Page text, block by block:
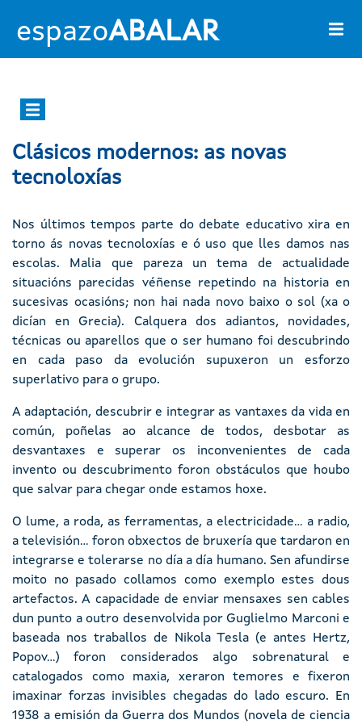
espazoABALAR
Main navigation
Clásicos modernos: as novas
tecnoloxías
Nos últimos tempos parte do debate educativo xira en
torno ás novas tecnoloxías e ó uso que lles damos nas
escolas. Malia que pareza un tema de actualidade
situacións parecidas véñense repetindo na historia en
sucesivas ocasións; non hai nada novo baixo o sol (xa o
dicían en Grecia). Calquera dos adiantos, novidades,
técnicas ou aparellos que o ser humano foi descubrindo
en cada paso da evolución supuxeron un esforzo
superlativo para o grupo.
A adaptación, descubrir e integrar as vantaxes da vida en
común, poñelas ao alcance de todos, desbotar as
desvantaxes e superar os inconvenientes de cada
invento ou descubrimento foron obstáculos que houbo
que salvar para chegar onde estamos hoxe.
O lume, a roda, as ferramentas, a electricidade... a radio,
a televisión... foron obxectos de bruxería que tardaron en
integrarse e tolerarse no día a día humano. Sen afundirse
moito no pasado collamos como exemplo estes dous
artefactos. A capacidade de enviar mensaxes sen cables
dun punto a outro desenvolvida por Guglielmo Marconi e
baseada nos traballos de Nikola Tesla (e antes Hertz,
Popov...) foron considerados algo sobrenatural e
catalogados como maxia, xeraron temores e fixeron
imaxinar forzas invisibles chegadas do lado escuro. En
1938 a emisión da Guerra dos Mundos (novela de ciencia